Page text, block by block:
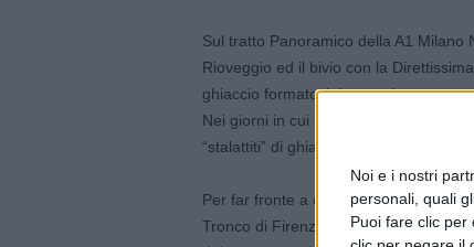
Noi e i nostri
personali, quali
Puoi fare clic
Sul tratto Panoramico della A1
Rioveggio ed il bivio con la
ghiaccio formatosi durante le ore
Nei giorni in cui le temperature
“stalattiti” di ghiaccio che è
Per far fronte a questo particolare
Tronco di Firenze interventi di